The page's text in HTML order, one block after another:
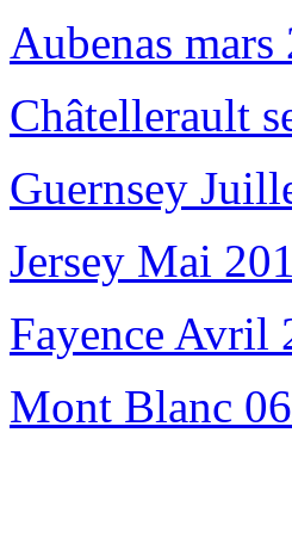
Aubenas mars
Châtellerault
Guernsey
Jersey Mai
Fayence Avril
Mont Blanc